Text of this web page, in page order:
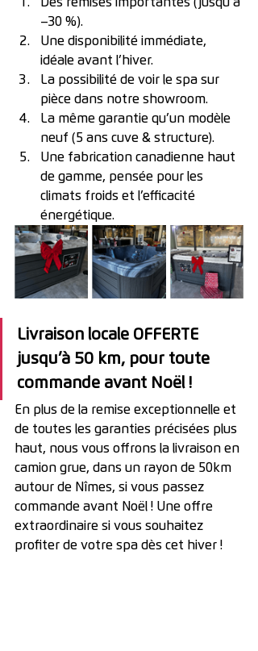
–30 %).
Une disponibilité immédiate,
idéale avant l’hiver.
La possibilité de voir le spa sur
pièce dans notre showroom.
La même garantie qu’un modèle
neuf (5 ans cuve & structure).
Une fabrication canadienne haut
de gamme, pensée pour les
climats froids et l’efficacité
énergétique.
Livraison locale OFFERTE
jusqu’à 50 km, pour toute
commande avant Noël !
En plus de la remise exceptionnelle et
de toutes les garanties précisées plus
haut, nous vous offrons la livraison en
camion grue, dans un rayon de 50km
autour de Nîmes, si vous passez
commande avant Noël ! Une offre
extraordinaire si vous souhaitez
profiter de votre spa dès cet hiver !